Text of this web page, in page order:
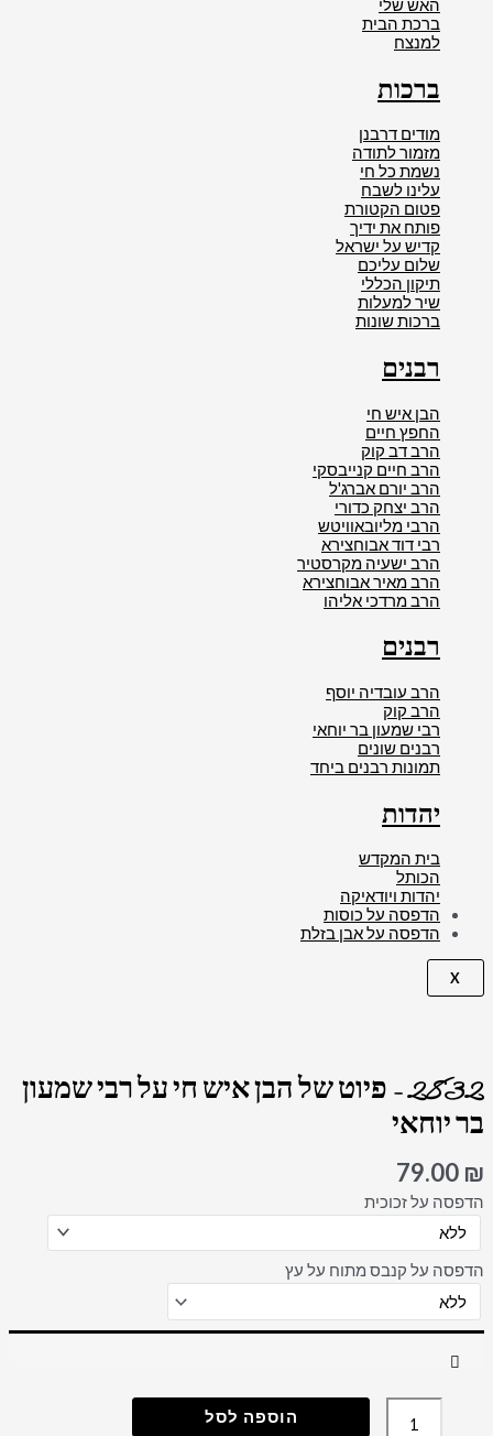
האש שלי
ברכת הבית
למנצח
ברכות
מודים דרבנן
מזמור לתודה
נשמת כל חי
עלינו לשבח
פטום הקטורת
פותח את ידיך
קדיש על ישראל
שלום עליכם
תיקון הכללי
שיר למעלות
ברכות שונות
רבנים
הבן איש חי
החפץ חיים
הרב דב קוק
הרב חיים קנייבסקי
הרב יורם אברג'ל
הרב יצחק כדורי
הרבי מליובאוויטש
רבי דוד אבוחצירא
הרב ישעיה מקרסטיר
הרב מאיר אבוחצירא
הרב מרדכי אליהו
רבנים
הרב עובדיה יוסף
הרב קוק
רבי שמעון בר יוחאי
רבנים שונים
תמונות רבנים ביחד
יהדות
בית המקדש
הכותל
יהדות ויודאיקה
הדפסה על כוסות
הדפסה על אבן בזלת
X
2832 – פיוט של הבן איש חי על רבי שמעון
בר יוחאי
79.00 ₪
הדפסה על זכוכית
הדפסה על קנבס מתוח על עץ
-
פיוט
של
חי
על
רבי
שמעון
בר
יוחאי
הוספה לסל